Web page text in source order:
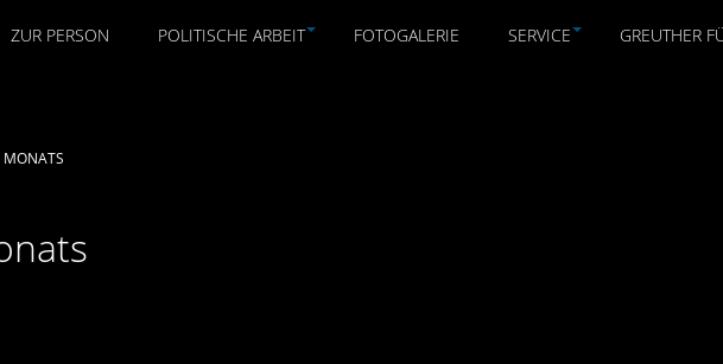
ZUR PERSON POLITISCHE ARBEIT FOTOGALERIE SERVICE GREUTHER